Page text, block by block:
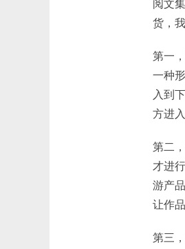
阅文
货，
第一
一种
入到
方进
第二
才进
游产
让作
第三